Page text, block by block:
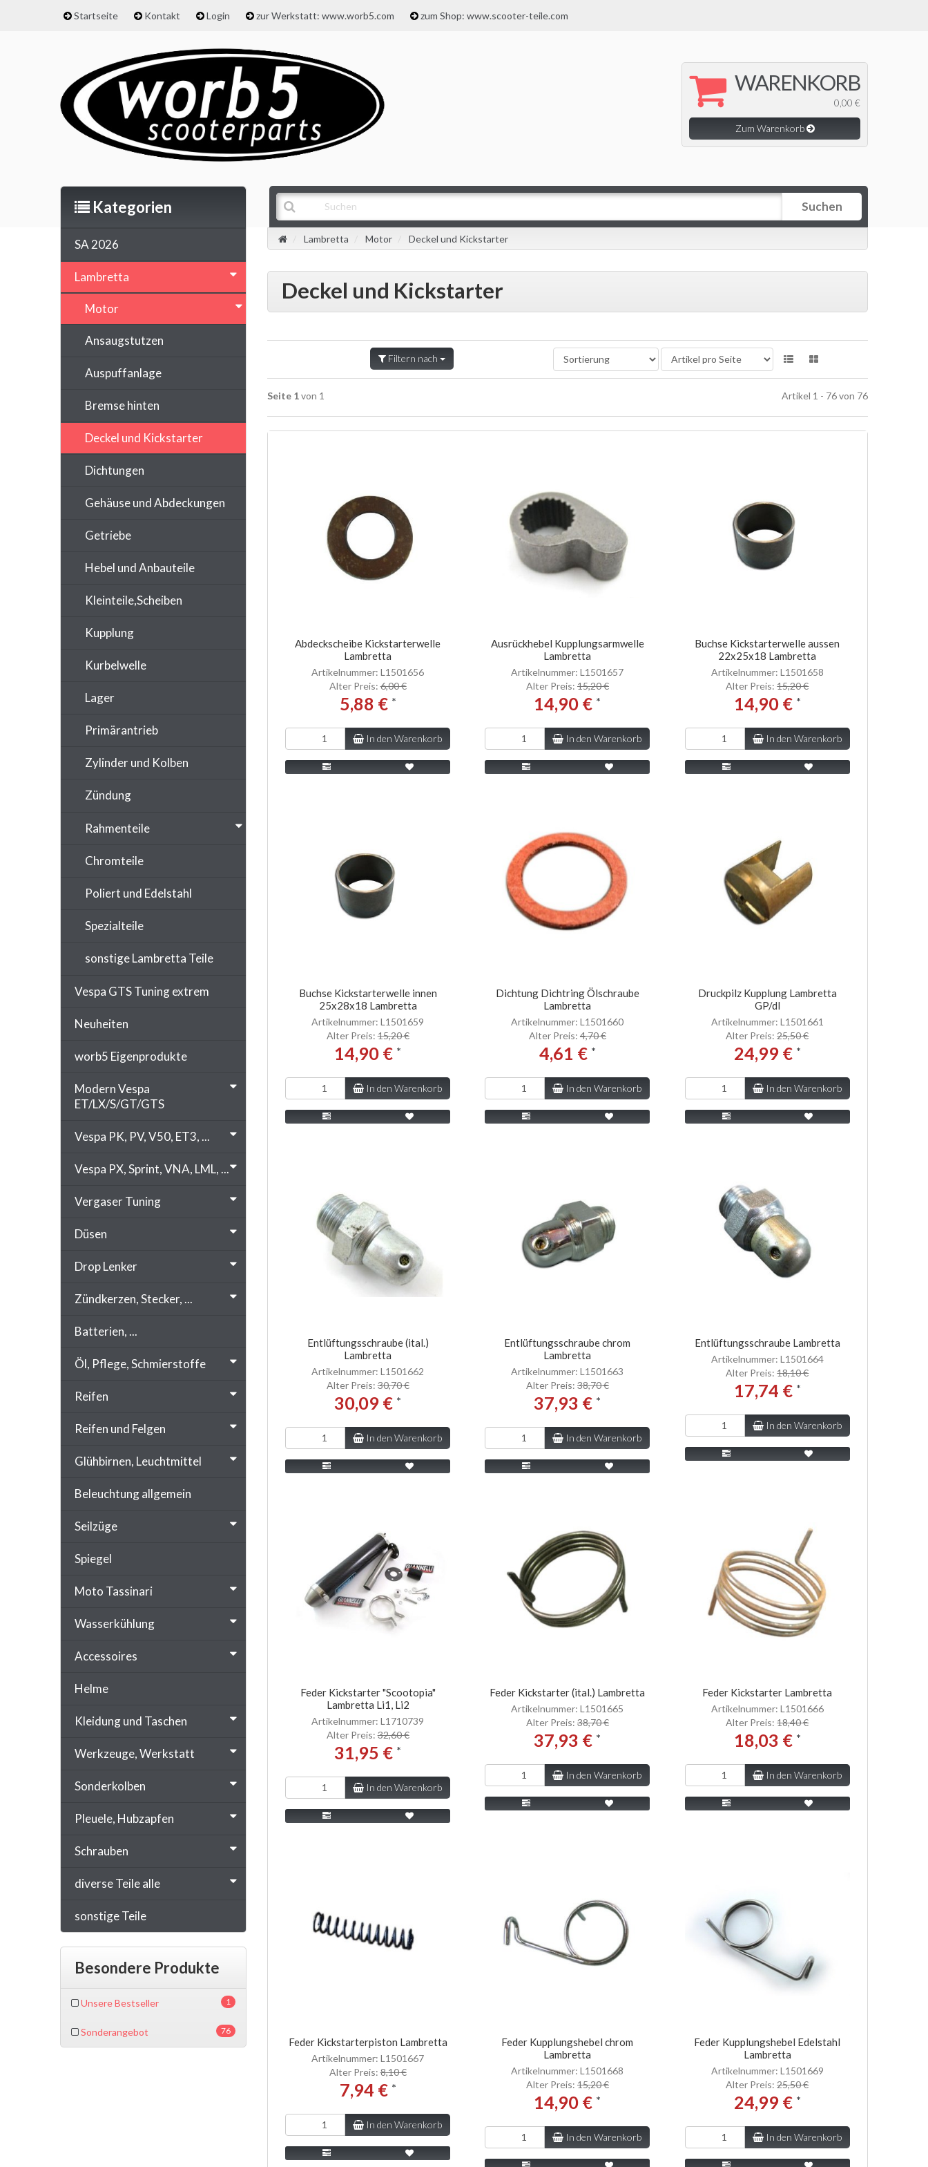
Startseite Kontakt Login zur Werkstatt: www.worb5.com zum Shop: www.scooter-teile.com
WARENKORB
0,00 €
Zum Warenkorb
Suchen
Lambretta Motor Deckel und Kickstarter
Deckel und Kickstarter
Filtern nach
Seite 1von 1 Artikel 1 - 76 von 76
Abdeckscheibe Kickstarterwelle
Lambretta
Artikelnummer: L1501656
Alter Preis:6,00 €
5,88 € *
In den Warenkorb
Ausrückhebel Kupplungsarmwelle
Lambretta
Artikelnummer: L1501657
Alter Preis: 15,20 €
14,90 € *
In den Warenkorb
Buchse Kickstarterwelle aussen
22x25x18 Lambretta
Artikelnummer: L1501658
Alter Preis:15,20 €
14,90 € *
In den Warenkorb
Buchse Kickstarterwelle innen
25x28x18 Lambretta
Artikelnummer: L1501659
Alter Preis:15,20 €
14,90 € *
In den Warenkorb
Dichtung Dichtring Ölschraube
Lambretta
Artikelnummer: L1501660
Alter Preis: 4,70 €
4,61 € *
In den Warenkorb
Druckpilz Kupplung Lambretta
GP/dl
Artikelnummer: L1501661
Alter Preis:25,50 €
24,99 € *
In den Warenkorb
Entlüftungsschraube (ital.)
Lambretta
Artikelnummer: L1501662
Alter Preis:30,70 €
30,09 € *
In den Warenkorb
Entlüftungsschraube chrom
Lambretta
Artikelnummer: L1501663
Alter Preis: 38,70 €
37,93 € *
In den Warenkorb
Entlüftungsschraube Lambretta
Artikelnummer: L1501664
Alter Preis:18,10 €
17,74 € *
In den Warenkorb
Feder Kickstarter "Scootopia"
Lambretta Li1, Li2
Artikelnummer: L1710739
Alter Preis:32,60 €
31,95 € *
In den Warenkorb
Feder Kickstarter (ital.) Lambretta
Artikelnummer: L1501665
Alter Preis: 38,70 €
37,93 € *
In den Warenkorb
Feder Kickstarter Lambretta
Artikelnummer: L1501666
Alter Preis:18,40 €
18,03 € *
In den Warenkorb
Feder Kickstarterpiston Lambretta
Artikelnummer: L1501667
Alter Preis:8,10 €
7,94 € *
In den Warenkorb
Feder Kupplungshebel chrom
Lambretta
Artikelnummer: L1501668
Alter Preis: 15,20 €
14,90 € *
In den Warenkorb
Feder Kupplungshebel Edelstahl
Lambretta
Artikelnummer: L1501669
Alter Preis:25,50 €
24,99 € *
In den Warenkorb
Kategorien
SA 2026
Lambretta
Motor
Ansaugstutzen
Auspuffanlage
Bremse hinten
Deckel und Kickstarter
Dichtungen
Gehäuse und Abdeckungen
Getriebe
Hebel und Anbauteile
Kleinteile,Scheiben
Kupplung
Kurbelwelle
Lager
Primärantrieb
Zylinder und Kolben
Zündung
Rahmenteile
Chromteile
Poliert und Edelstahl
Spezialteile
sonstige Lambretta Teile
Vespa GTS Tuning extrem
Neuheiten
worb5 Eigenprodukte
Modern Vespa
ET/LX/S/GT/GTS
Vespa PK, PV, V50, ET3, ...
Vespa PX, Sprint, VNA, LML, ...
Vergaser Tuning
Düsen
Drop Lenker
Zündkerzen, Stecker, ...
Batterien, ...
Öl, Pflege, Schmierstoffe
Reifen
Reifen und Felgen
Glühbirnen, Leuchtmittel
Beleuchtung allgemein
Seilzüge
Spiegel
Moto Tassinari
Wasserkühlung
Accessoires
Helme
Kleidung und Taschen
Werkzeuge, Werkstatt
Sonderkolben
Pleuele, Hubzapfen
Schrauben
diverse Teile alle
sonstige Teile
Besondere Produkte
1
Unsere Bestseller
76
Sonderangebot